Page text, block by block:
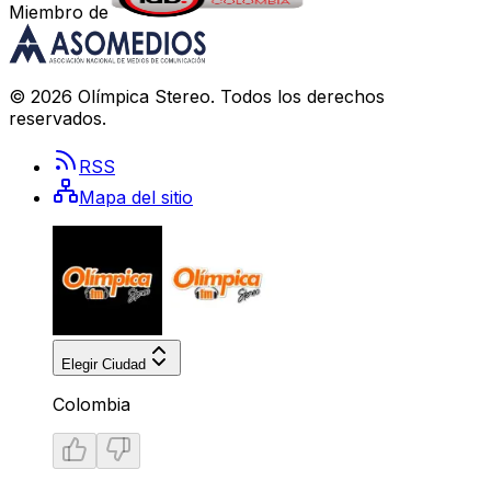
Miembro de
© 2026 Olímpica Stereo. Todos los derechos
reservados.
RSS
Mapa del sitio
Elegir Ciudad
Colombia